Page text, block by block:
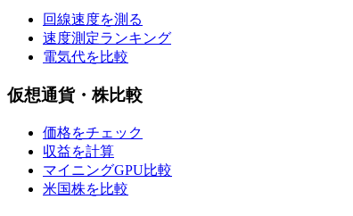
回線速度を測る
速度測定ランキング
電気代を比較
仮想通貨・株比較
価格をチェック
収益を計算
マイニングGPU比較
米国株を比較